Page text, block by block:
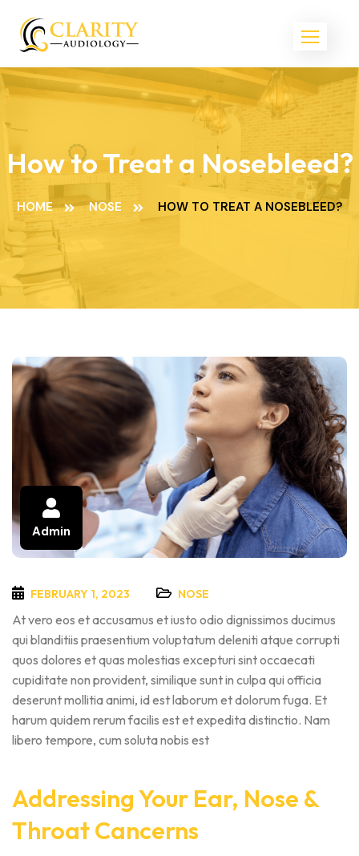
How to Treat a Nosebleed?
HOME NOSE HOW TO TREAT A NOSEBLEED?
Admin
FEBRUARY 1, 2023 NOSE
At vero eos et accusamus et iusto odio dignissimos ducimus
qui blanditiis praesentium voluptatum deleniti atque corrupti
quos dolores et quas molestias excepturi sint occaecati
cupiditate non provident, similique sunt in culpa qui officia
deserunt mollitia animi, id est laborum et dolorum fuga. Et
harum quidem rerum facilis est et expedita distinctio. Nam
libero tempore, cum soluta nobis est
Addressing Your Ear, Nose &
Throat Cancerns